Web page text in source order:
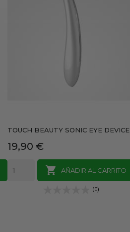
TOUCH BEAUTY SONIC EYE DEVICE
Precio
19,90 €

AÑADIR AL CARRITO
(0)